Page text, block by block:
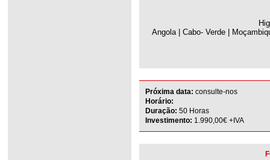
Angola | Cabo- Verde |
Próxima data: consulte-nos
Horário:
Duração: 50 Horas
Investimento: 1.990,00€ +IVA